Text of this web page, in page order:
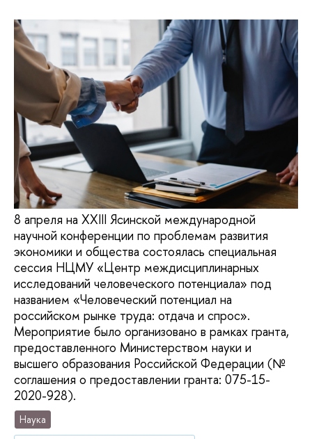
8 апреля на XXIII Ясинской международной
научной конференции по проблемам развития
экономики и общества состоялась специальная
сессия НЦМУ «Центр междисциплинарных
исследований человеческого потенциала» под
названием «Человеческий потенциал на
российском рынке труда: отдача и спрос».
Мероприятие было организовано в рамках гранта,
предоставленного Министерством науки и
высшего образования Российской Федерации (№
соглашения о предоставлении гранта: 075-15-
2020-928).
Наука